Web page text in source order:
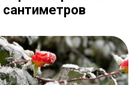
сантиметров